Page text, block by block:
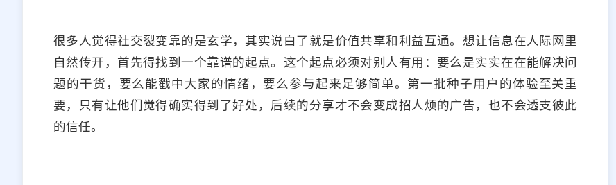
很多人觉得社交裂变靠的是玄学，其实说白了就是价值共享和利益互通。想让信息在人际网里
自然传开，首先得找到一个靠谱的起点。这个起点必须对别人有用：要么是实实在在能解决问
题的干货，要么能戳中大家的情绪，要么参与起来足够简单。第一批种子用户的体验至关重
要，只有让他们觉得确实得到了好处，后续的分享才不会变成招人烦的广告，也不会透支彼此
的信任。